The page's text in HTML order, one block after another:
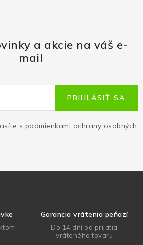
a akcie na váš e-
mail
s podmienkami ochrany osobných
PRIHLÁSIŤ SA
Garancia vrátenia peňazí
Do 14 dní od prijatia
vráteného tovaru